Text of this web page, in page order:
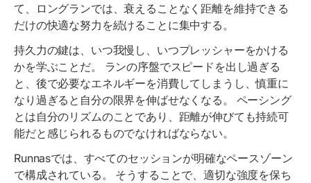
て、ロングランでは、衰えることなく距離を維持できる
だけの快適な努力を続けることに集中する。
持久力の鍵は、いつ我慢し、いつプレッシャーをかける
かを学ぶことだ。 ランの序盤でスピードを出し過ぎる
と、後で必要なエネルギーを消費してしまうし、慎重に
なり過ぎると自分の限界を伸ばせなくなる。 ペーシング
とは自分のリズムのことであり、距離が伸びても持続可
能だと感じられるものでなければならない。
Runnasでは、すべてのセッションが明確なペースゾーン
で構成されている。 そうすることで、適切な強度を保ち